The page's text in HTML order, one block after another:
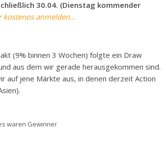
30.04. (Dienstag kommender
kostenos anmelden…
(9% binnen 3 Wochen) folgte ein Draw
aus dem wir gerade herausgekommen sind.
auf jene Märkte aus, in denen derzeit Action
waren Gewinner